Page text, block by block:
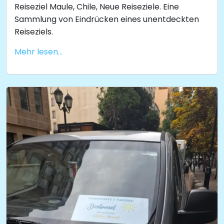
Reiseziel Maule, Chile, Neue Reiseziele. Eine
Sammlung von Eindrücken eines unentdeckten
Reiseziels.
Mehr lesen...